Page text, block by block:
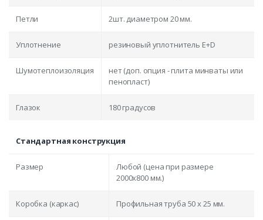
Петли 2шт. диаметром 20 мм.
Уплотнение резиновый уплотнитель E+D
Шумотеплоизоляция
нет (доп. опция - плита минваты или
пенопласт)
Глазок 180 градусов
Стандартная конструкция
Размер
Любой (цена при размере
2000x800 мм.)
Коробка (каркас) Профильная труба 50 х 25 мм.